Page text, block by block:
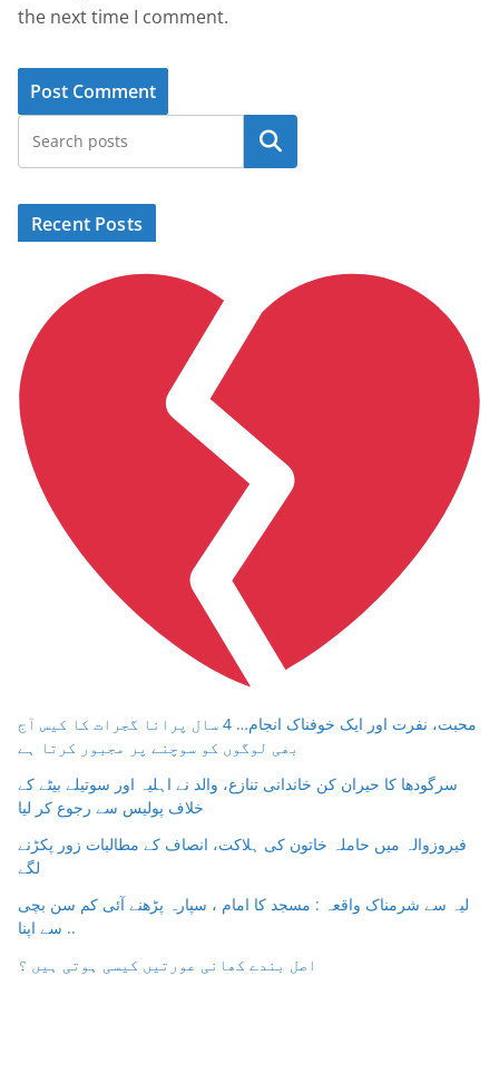
the next time I comment.
Search
Recent Posts
محبت، نفرت اور ایک خوفناک انجام… 4 سال پرانا گجرات کا کیس آج
بھی لوگوں کو سوچنے پر مجبور کرتا ہے
سرگودھا کا حیران کن خاندانی تنازع، والد نے اہلیہ اور سوتیلے بیٹے کے
خلاف پولیس سے رجوع کر لیا
فیروزوالہ میں حاملہ خاتون کی ہلاکت، انصاف کے مطالبات زور پکڑنے
لگے
لیہ سے شرمناک واقعہ : مسجد کا امام ، سپارہ پڑھنے آئی کم سن بچی
سے اپنا ..
اصل بندے کھانی عورتیں کیسی ہوتی ہیں ؟